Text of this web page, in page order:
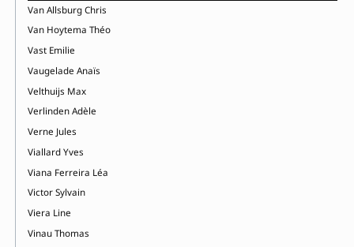
Van Allsburg Chris
Van Hoytema Théo
Vast Emilie
Vaugelade Anaïs
Velthuijs Max
Verlinden Adèle
Verne Jules
Viallard Yves
Viana Ferreira Léa
Victor Sylvain
Viera Line
Vinau Thomas